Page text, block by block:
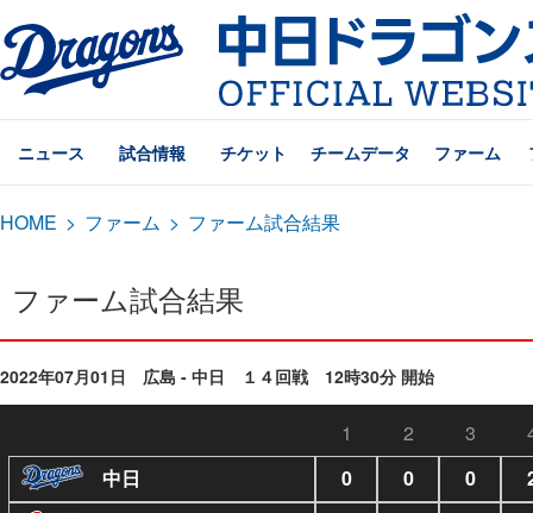
ニュース 試合情報 チケット チームデータ ファーム
HOME > ファーム > ファーム試合結果
ファーム試合結果
2022年07月01日 広島 - 中日 １４回戦 12時30分 開始
1 2 3
中日
0 0 0